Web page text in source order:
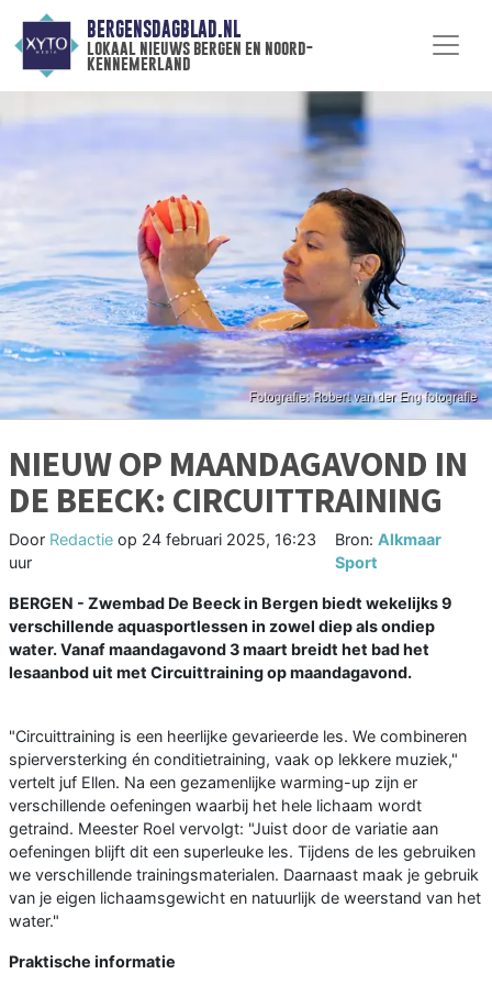
BERGENSDAGBLAD.NL
lokaal nieuws bergen en noord-
kennemerland
NIEUW OP MAANDAGAVOND IN
DE BEECK: CIRCUITTRAINING
Door Redactie op 24 februari 2025, 16:23
uur
Bron: Alkmaar
Sport
BERGEN - Zwembad De Beeck in Bergen biedt wekelijks 9
verschillende aquasportlessen in zowel diep als ondiep
water. Vanaf maandagavond 3 maart breidt het bad het
lesaanbod uit met Circuittraining op maandagavond.
"Circuittraining is een heerlijke gevarieerde les. We combineren
spierversterking én conditietraining, vaak op lekkere muziek,"
vertelt juf Ellen. Na een gezamenlijke warming-up zijn er
verschillende oefeningen waarbij het hele lichaam wordt
getraind. Meester Roel vervolgt: "Juist door de variatie aan
oefeningen blijft dit een superleuke les. Tijdens de les gebruiken
we verschillende trainingsmaterialen. Daarnaast maak je gebruik
van je eigen lichaamsgewicht en natuurlijk de weerstand van het
water."
Praktische informatie